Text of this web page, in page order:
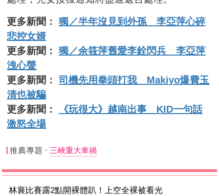
更多新聞：獨／半年沒見到外孫 李亞萍心碎
悲控女婿
更多新聞：獨／余筱萍舊愛李銓閃兵 李亞萍
洩心聲
更多新聞：司機先用拳頭打我 Makiyo爆費玉
清也被騙
更多新聞：
《玩很大》越南出事 KID一句話
激怒全場
推薦專題 三峽重大車禍
林襄比賽露2點開裸體趴！上空全裸被看光